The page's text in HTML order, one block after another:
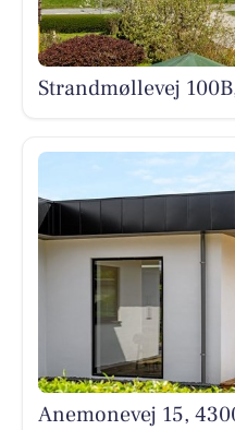
Strandmøllevej
Anemonevej 15,